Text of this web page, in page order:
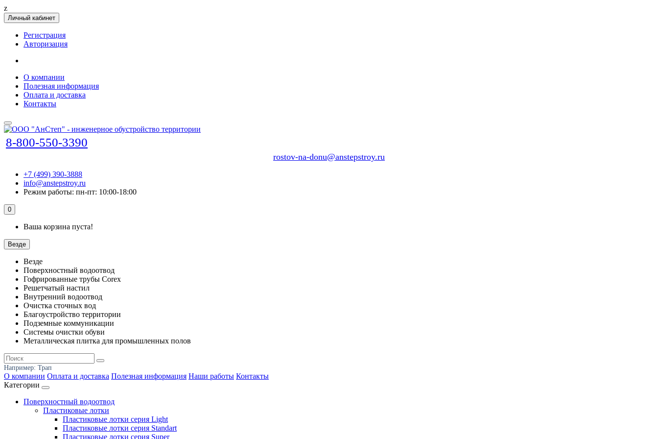
z
Личный кабинет
Регистрация
Авторизация
О компании
Полезная информация
Оплата и доставка
Контакты
8-800-550-3390
rostov-na-donu@anstepstroy.ru
+7 (499) 390-3888
info@anstepstroy.ru
Режим работы: пн-пт: 10:00-18:00
0
Ваша корзина пуста!
Везде
Везде
Поверхностный водоотвод
Гофрированные трубы Corex
Решетчатый настил
Внутренний водоотвод
Очистка сточных вод
Благоустройство территории
Подземные коммуникации
Системы очистки обуви
Металлическая плитка для промышленных полов
Например: Трап
О компании Оплата и доставка Полезная информация Наши работы Контакты
Категории
Поверхностный водоотвод
Пластиковые лотки
Пластиковые лотки серия Light
Пластиковые лотки серия Standart
Пластиковые лотки серия Super